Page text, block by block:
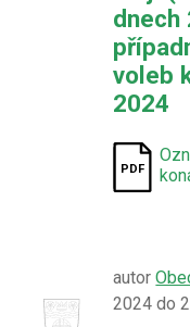
dnech
voleb
2024
autor
2024 do